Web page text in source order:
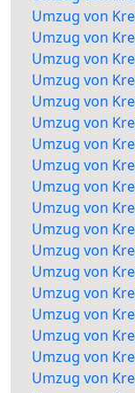
Umzug von
Umzug von
Umzug von
Umzug von
Umzug von
Umzug von
Umzug von
Umzug von
Umzug von
Umzug von
Umzug von
Umzug von
Umzug von
Umzug von
Umzug von
Umzug von
Umzug von
Umzug von